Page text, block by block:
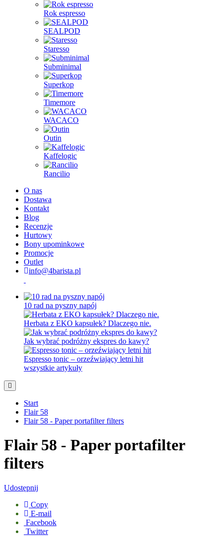
Rok espresso
SEALPOD
Staresso
Subminimal
Superkop
Timemore
WACACO
Outin
Kaffelogic
Rancilio
O nas
Dostawa
Kontakt
Blog
Recenzje
Hurtowy
Bony upominkowe
Promocje
Outlet
info@4barista.pl
10 rad na pyszny napój
Herbata z EKO kapsułek? Dlaczego nie.
Jak wybrać podróżny ekspres do kawy?
Espresso tonic – orzeźwiający letni hit
wszystkie artykuły
Start
Flair 58
Flair 58 - Paper portafilter filters
Flair 58 - Paper portafilter
filters
Udostępnij
Copy
E-mail
Facebook
Twitter